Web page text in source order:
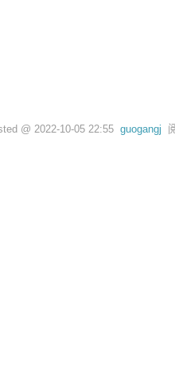
@ 2022-10-05 22:55 guogangj